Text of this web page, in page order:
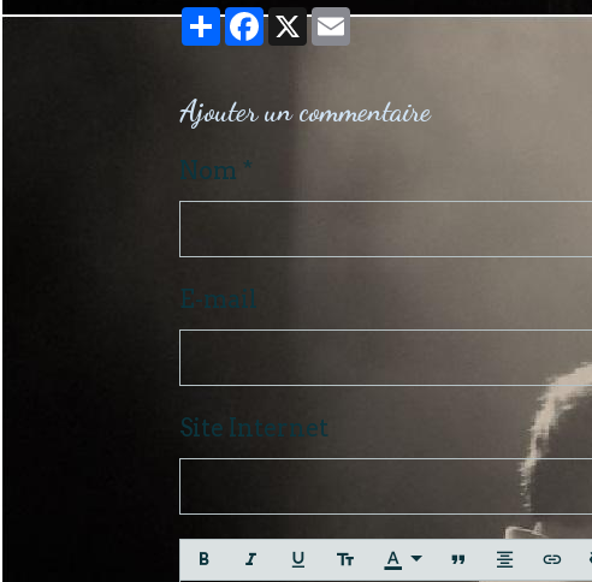
Partager
Facebook
X Email
Ajouter un commentaire
Nom
E-mail
Site Internet